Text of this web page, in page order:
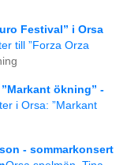
Festival” i Orsa
till ”Forza Orza
ökning” -
i Orsa: ”Markant
- sommarkonsert